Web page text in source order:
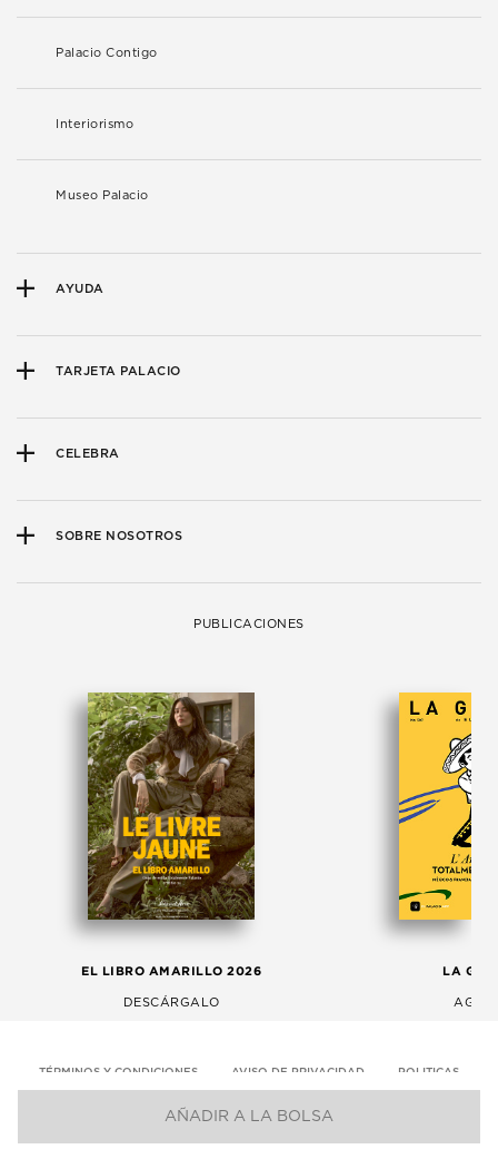
AÑADIR A LA BOLSA
Palacio Contigo
Interiorismo
Museo Palacio
AYUDA
TARJETA PALACIO
CELEBRA
SOBRE NOSOTROS
PUBLICACIONES
EL LIBRO AMARILLO 2026
DESCÁRGALO
LA
TÉRMINOS Y CONDICIONES AVISO DE PRIVACIDAD POLITICAS